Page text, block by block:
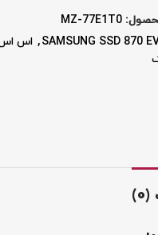
MZ-77E1T0
SAMSUNG SSD 870
, اس